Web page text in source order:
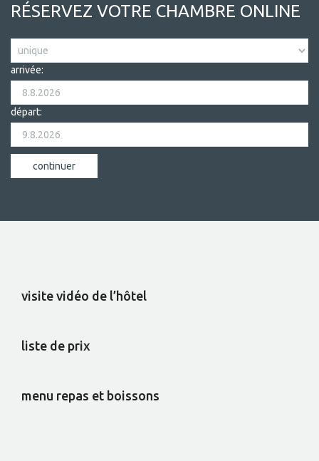
RÉSERVEZ VOTRE CHAMBRE ONLINE
arrivée:
départ:
visite vidéo de l’hôtel
liste de prix
menu repas et boissons